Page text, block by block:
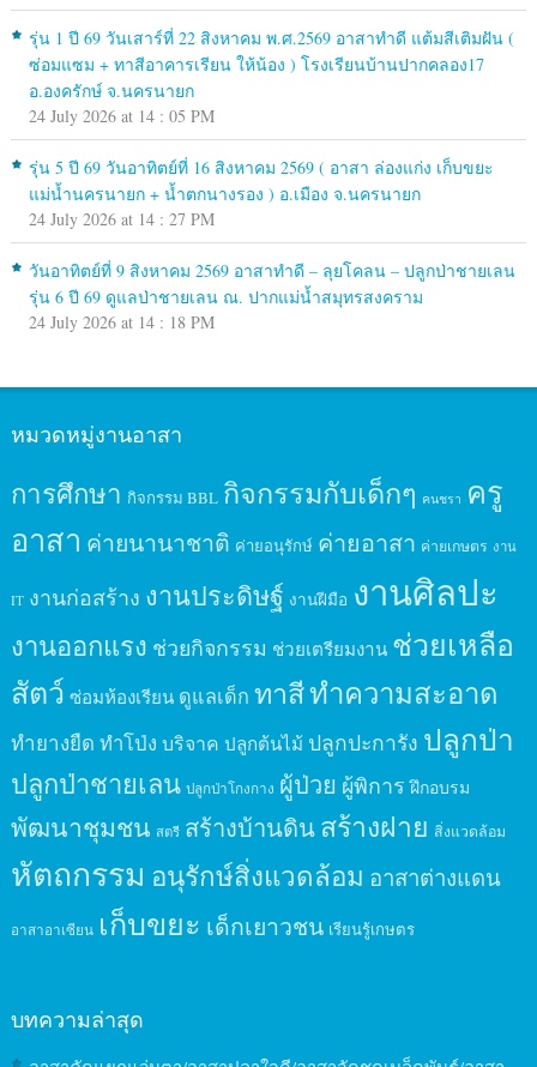
รุ่น 1 ปี 69 วันเสาร์ที่ 22 สิงหาคม พ.ศ.2569 อาสาทำดี แต้มสีเติมฝัน (
ซ่อมแซม + ทาสีอาคารเรียน ให้น้อง ) โรงเรียนบ้านปากคลอง17
อ.องครักษ์ จ.นครนายก
24 July 2026 at 14 : 05 PM
รุ่น 5 ปี 69 วันอาทิตย์ที่ 16 สิงหาคม 2569 ( อาสา ล่องแก่ง เก็บขยะ
แม่น้ำนครนายก + น้ำตกนางรอง ) อ.เมือง จ.นครนายก
24 July 2026 at 14 : 27 PM
วันอาทิตย์ที่ 9 สิงหาคม 2569 อาสาทำดี – ลุยโคลน – ปลูกป่าชายเลน
รุ่น 6 ปี 69 ดูแลป่าชายเลน ณ. ปากแม่น้ำสมุทรสงคราม
24 July 2026 at 14 : 18 PM
หมวดหมู่งานอาสา
การศึกษา กิจกรรม BBL กิจกรรมกับเด็กๆ คนชรา ครู
อาสา ค่ายนานาชาติ ค่ายอนุรักษ์ ค่ายอาสา ค่ายเกษตร งาน
IT งานก่อสร้าง งานประดิษฐ์ งานฝีมือ งานศิลปะ
งานออกแรง ช่วยกิจกรรม ช่วยเตรียมงาน ช่วยเหลือ
สัตว์ ซ่อมห้องเรียน ดูแลเด็ก ทาสีทำความสะอาด
ทำยางยืด ทำโป่ง บริจาค ปลูกต้นไม้ ปลูกปะการัง ปลูกป่า
ปลูกป่าชายเลน ปลูกป่าโกงกาง ผู้ป่วย ผู้พิการ ฝึกอบรม
พัฒนาชุมชน สตรี สร้างบ้านดินสร้างฝาย สิ่งแวดล้อม
หัตถกรรม อนุรักษ์สิ่งแวดล้อม อาสาต่างแดน
อาสาอาเซียน เก็บขยะ เด็กเยาวชน เรียนรู้เกษตร
บทความล่าสุด